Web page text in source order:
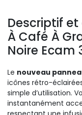
Descriptif
À Café À
Noire Ecam
Le nouveau
icônes rétro-
simple d’utilisation.
instantanément